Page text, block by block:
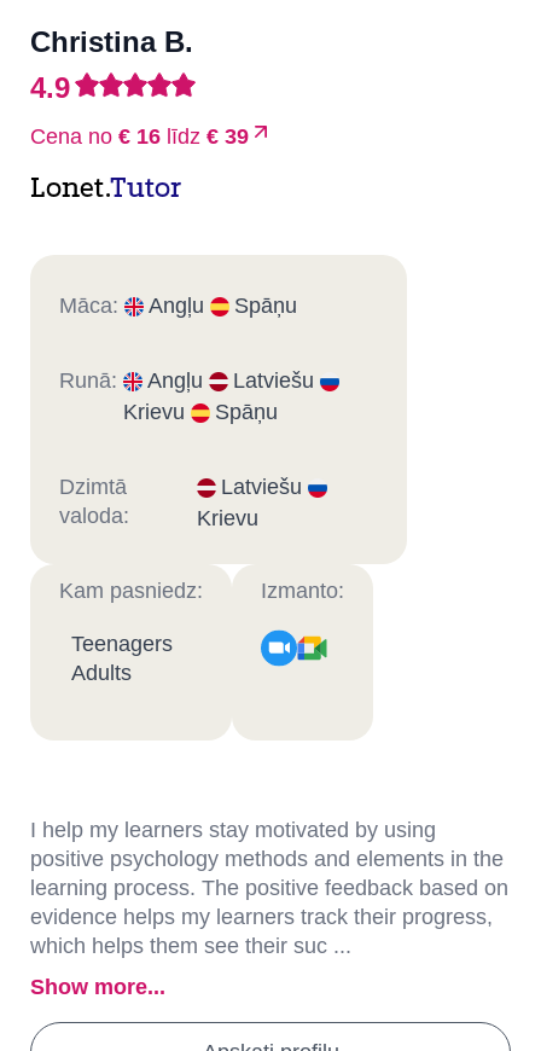
Christina B.
4.9
Cena no € 16 līdz € 39
Lonet.Tutor
Māca: Angļu Spāņu
Runā: Angļu
Latviešu
Krievu
Spāņu
Dzimtā
valoda:
Latviešu
Krievu
Kam pasniedz:
Teenagers
Adults
Izmanto:
I help my learners stay motivated by using
positive psychology methods and elements in the
learning process. The positive feedback based on
evidence helps my learners track their progress,
which helps them see their suc ...
Show more...